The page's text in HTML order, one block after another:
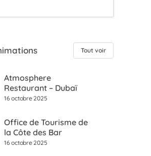
Tout voir
Atmosphere
Restaurant – Dubaï
16 octobre 2025
Office de Tourisme de
la Côte des Bar
16 octobre 2025